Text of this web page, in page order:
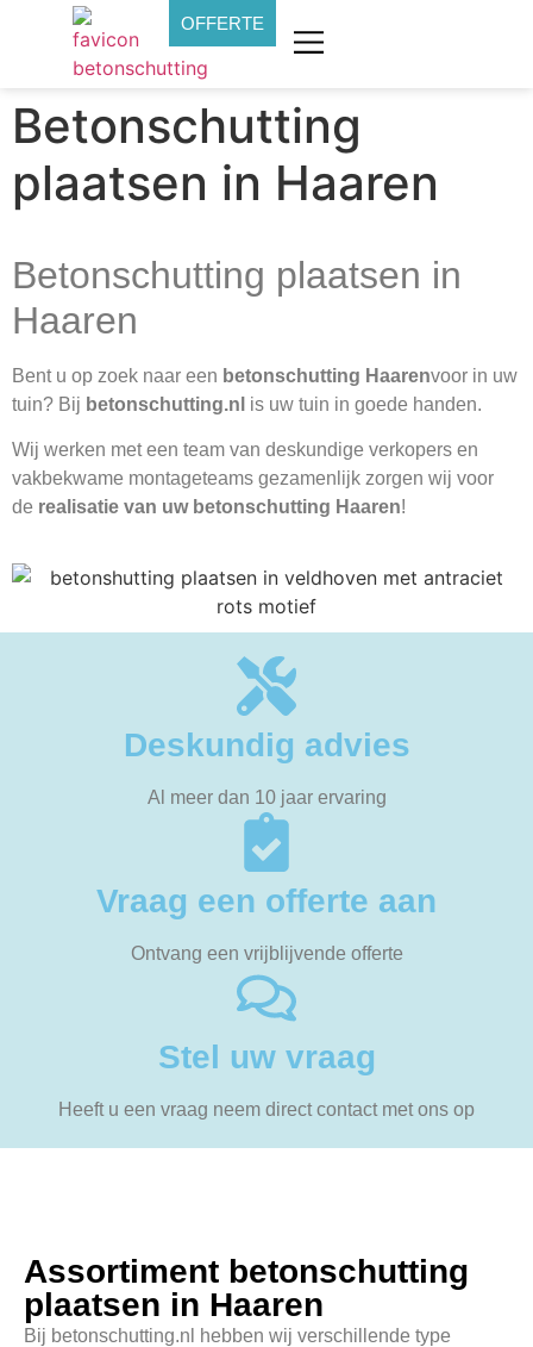
OFFERTE
Betonschutting
plaatsen in Haaren
Betonschutting plaatsen in
Haaren
Bent u op zoek naar een betonschutting Haarenvoor in uw
tuin? Bij betonschutting.nl is uw tuin in goede handen.
Wij werken met een team van deskundige verkopers en
vakbekwame montageteams gezamenlijk zorgen wij voor
de realisatie van uw betonschutting Haaren!
Deskundig advies
Al meer dan 10 jaar ervaring
Vraag een offerte aan
Ontvang een vrijblijvende offerte
Stel uw vraag
Heeft u een vraag neem direct contact met ons op
Assortiment betonschutting
plaatsen in Haaren
Bij betonschutting.nl hebben wij verschillende type